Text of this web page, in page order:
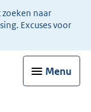
naar
Excuses voor
Menu